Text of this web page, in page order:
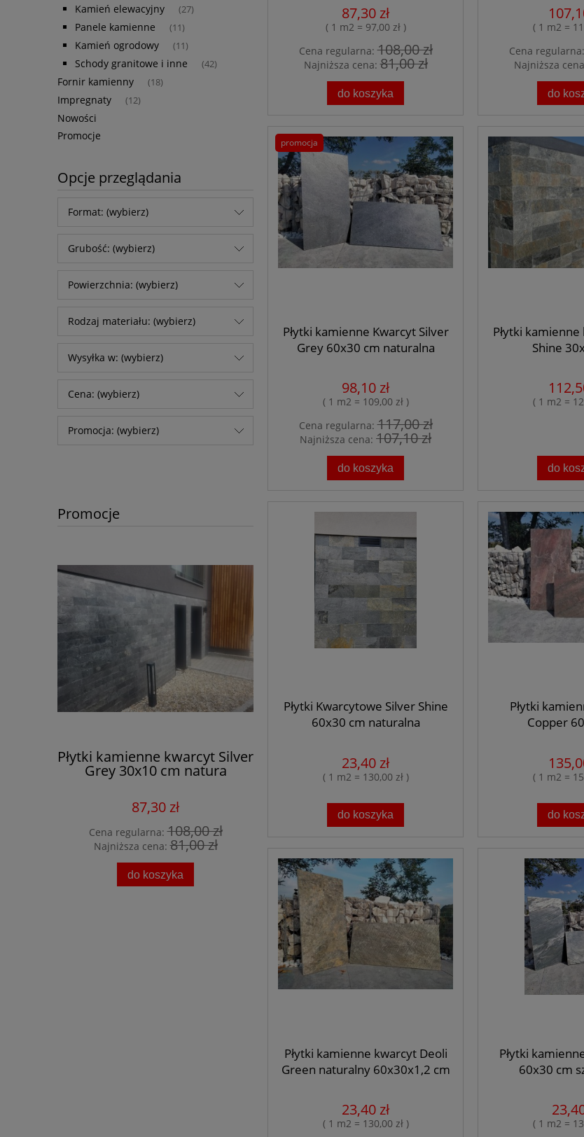
Kamień elewacyjny (27)
Panele kamienne (11)
Kamień ogrodowy (11)
Schody granitowe i inne (42)
Fornir kamienny (18)
Impregnaty (12)
Nowości
Promocje
Opcje przeglądania
Format: (wybierz)
Grubość: (wybierz)
Powierzchnia: (wybierz)
Rodzaj materiału: (wybierz)
Wysyłka w: (wybierz)
Cena: (wybierz)
Promocja: (wybierz)
Promocje
Płytki kamienne kwarcyt Silver
Grey 30x10 cm natura
87,30 zł
Cena regularna:108,00 zł
Najniższa cena:81,00 zł
do koszyka
Płytki kamienne Kwarcyt
Silver Grey 60x30 cm
naturalna
98,10 zł
117,00 zł
do koszyka
Płytki kamienne
Zeera Green
107,10 zł
do koszyka
87,30 zł
( 1 m2 = 97,00 zł )
Cena regularna:108,00 zł
Najniższa cena:81,00 zł
do koszyka
( 1 m2 =
Cena
Najniższa
do
Płytki kamienne Kwarcyt Silver
Grey 60x30 cm naturalna
98,10 zł
( 1 m2 = 109,00 zł )
Cena regularna:117,00 zł
Najniższa cena: 107,10 zł
do koszyka
promocja
Płytki
Shine
( 1 m2 =
do
Płytki Kwarcytowe Silver Shine
60x30 cm naturalna
23,40 zł
( 1 m2 = 130,00 zł )
do koszyka
Płytki
Copper
( 1 m2 =
do
Płytki kamienne kwarcyt Deoli
Green naturalny 60x30x1,2 cm
23,40 zł
( 1 m2 = 130,00 zł )
Płytki
60x30 cm
( 1 m2 =